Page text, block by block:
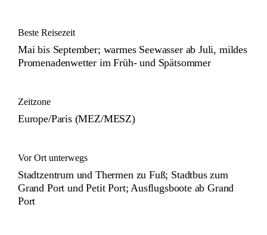
Beste Reisezeit
Mai bis September; warmes Seewasser ab Juli, mildes
Promenadenwetter im Früh- und Spätsommer
Zeitzone
Europe/Paris (MEZ/MESZ)
Vor Ort unterwegs
Stadtzentrum und Thermen zu Fuß; Stadtbus zum
Grand Port und Petit Port; Ausflugsboote ab Grand
Port